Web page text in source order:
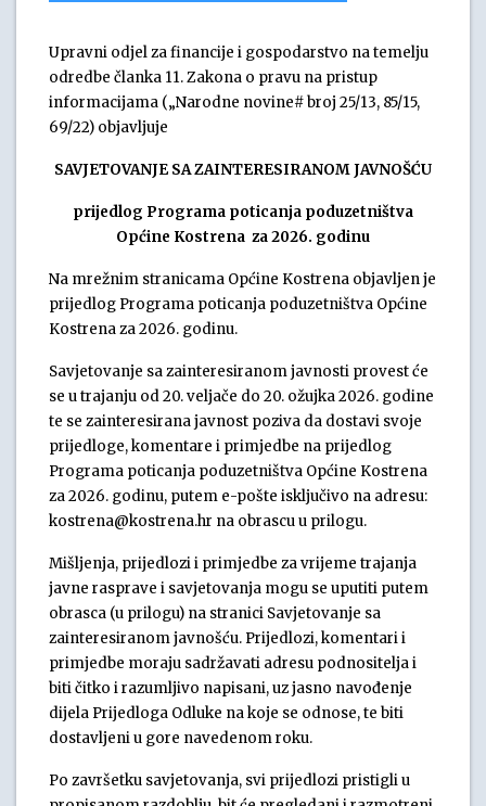
Upravni odjel za financije i gospodarstvo na temelju
odredbe članka 11. Zakona o pravu na pristup
informacijama („Narodne novine# broj 25/13, 85/15,
69/22) objavljuje
SAVJETOVANJE SA ZAINTERESIRANOM JAVNOŠĆU
prijedlog Programa poticanja poduzetništva
Općine Kostrena za 2026. godinu
Na mrežnim stranicama Općine Kostrena objavljen je
prijedlog Programa poticanja poduzetništva Općine
Kostrena za 2026. godinu.
Savjetovanje sa zainteresiranom javnosti provest će
se u trajanju od 20. veljače do 20. ožujka 2026. godine
te se zainteresirana javnost poziva da dostavi svoje
prijedloge, komentare i primjedbe na prijedlog
Programa poticanja poduzetništva Općine Kostrena
za 2026. godinu, putem e-pošte isključivo na adresu:
kostrena@kostrena.hr na obrascu u prilogu.
Mišljenja, prijedlozi i primjedbe za vrijeme trajanja
javne rasprave i savjetovanja mogu se uputiti putem
obrasca (u prilogu) na stranici Savjetovanje sa
zainteresiranom javnošću. Prijedlozi, komentari i
primjedbe moraju sadržavati adresu podnositelja i
biti čitko i razumljivo napisani, uz jasno navođenje
dijela Prijedloga Odluke na koje se odnose, te biti
dostavljeni u gore navedenom roku.
Po završetku savjetovanja, svi prijedlozi pristigli u